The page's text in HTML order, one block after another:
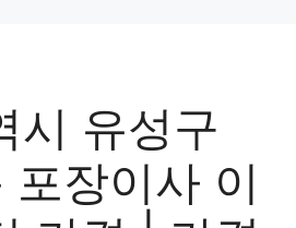
시 유성구
포장이사 이